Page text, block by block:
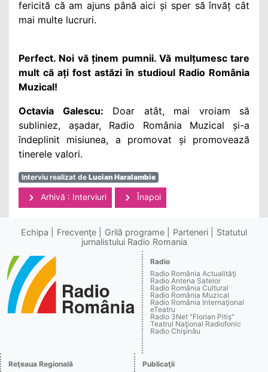
fericită că am ajuns până aici și sper să învăț cât
mai multe lucruri.
Perfect. Noi vă ținem pumnii. Vă mulțumesc tare
mult că ați fost astăzi în studioul Radio România
Muzical!
Octavia Galescu: Doar atât, mai vroiam să
subliniez, așadar, Radio România Muzical și-a
îndeplinit misiunea, a promovat și promovează
tinerele valori.
Interviu realizat de Lucian Haralambie
Arhivă : Interviuri Înapoi
Echipa Frecvenţe Grilă programe Parteneri
Statutul
jurnalistului Radio Romania
Radio
Radio România Actualităţi
Radio Antena Satelor
Radio România Cultural
Radio România Muzical
Radio România Internaţional
eTeatru
Radio 3Net "Florian Pitiş"
Teatrul Naţional Radiofonic
Radio Chişinău
Reţeaua Regională
Publicaţii